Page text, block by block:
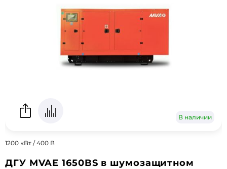
В наличии
1200 кВт / 400 В
ДГУ MVAE 1650BS в шумозащитном